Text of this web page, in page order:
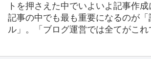
トを押さえた中でいよいよ記事作成
記事の中でも最も重要になるのが「
ル」。「ブログ運営では全てがこれ